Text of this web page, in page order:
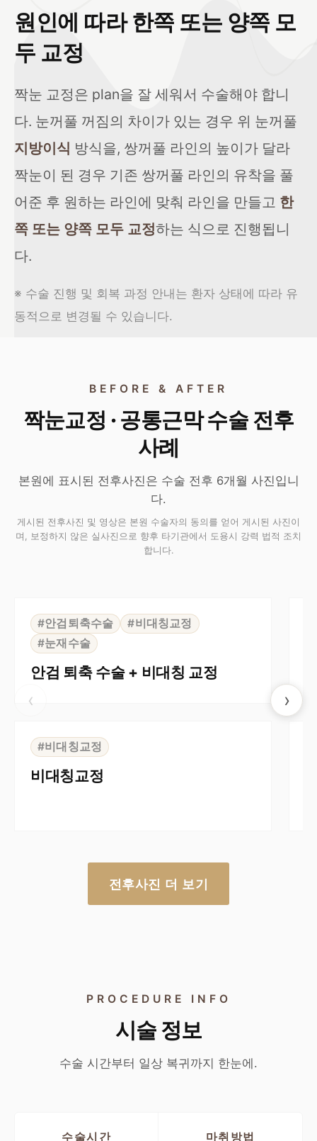
원인에 따라 한쪽 또는 양쪽 모
두 교정
짝눈 교정은 plan을 잘 세워서 수술해야 합니
다. 눈꺼풀 꺼짐의 차이가 있는 경우 위 눈꺼풀
지방이식 방식을, 쌍꺼풀 라인의 높이가 달라
짝눈이 된 경우 기존 쌍꺼풀 라인의 유착을 풀
어준 후 원하는 라인에 맞춰 라인을 만들고 한
쪽 또는 양쪽 모두 교정하는 식으로 진행됩니
다.
※ 수술 진행 및 회복 과정 안내는 환자 상태에 따라 유
동적으로 변경될 수 있습니다.
BEFORE & AFTER
짝눈교정 · 공통근막 수술 전후
사례
본원에 표시된 전후사진은 수술 전후 6개월 사진입니
다.
게시된 전후사진 및 영상은 본원 수술자의 동의를 얻어 게시된 사진이
며, 보정하지 않은 실사진으로 향후 타기관에서 도용시 강력 법적 조치
합니다.
‹ ›
BEFORE
#안검퇴축수술
#비대칭교정
#눈재수술
안검 퇴축 수술 + 비대칭 교정
BEFORE
#비대칭교정
비대칭교정
전후사진 더 보기
PROCEDURE INFO
시술 정보
수술 시간부터 일상 복귀까지 한눈에.
수술시간 마취방법